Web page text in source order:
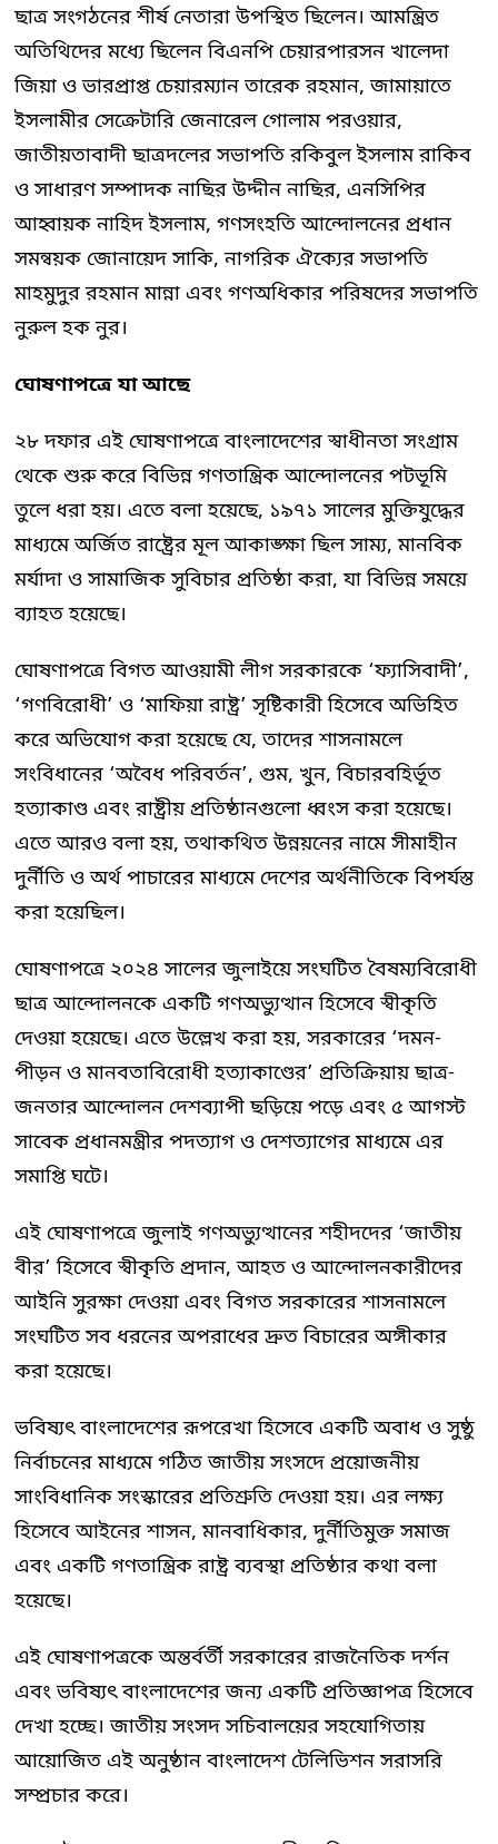
ছাত্র সংগঠনের শীর্ষ নেতারা উপস্থিত ছিলেন। আমন্ত্রিত
অতিথিদের মধ্যে ছিলেন বিএনপি চেয়ারপারসন খালেদা
জিয়া ও ভারপ্রাপ্ত চেয়ারম্যান তারেক রহমান, জামায়াতে
ইসলামীর সেক্রেটারি জেনারেল গোলাম পরওয়ার,
জাতীয়তাবাদী ছাত্রদলের সভাপতি রকিবুল ইসলাম রাকিব
ও সাধারণ সম্পাদক নাছির উদ্দীন নাছির, এনসিপির
আহ্বায়ক নাহিদ ইসলাম, গণসংহতি আন্দোলনের প্রধান
সমন্বয়ক জোনায়েদ সাকি, নাগরিক ঐক্যের সভাপতি
মাহমুদুর রহমান মান্না এবং গণঅধিকার পরিষদের সভাপতি
নুরুল হক নুর।
ঘোষণাপত্রে যা আছে
২৮ দফার এই ঘোষণাপত্রে বাংলাদেশের স্বাধীনতা সংগ্রাম
থেকে শুরু করে বিভিন্ন গণতান্ত্রিক আন্দোলনের পটভূমি
তুলে ধরা হয়। এতে বলা হয়েছে, ১৯৭১ সালের মুক্তিযুদ্ধের
মাধ্যমে অর্জিত রাষ্ট্রের মূল আকাঙ্ক্ষা ছিল সাম্য, মানবিক
মর্যাদা ও সামাজিক সুবিচার প্রতিষ্ঠা করা, যা বিভিন্ন সময়ে
ব্যাহত হয়েছে।
ঘোষণাপত্রে বিগত আওয়ামী লীগ সরকারকে ‘ফ্যাসিবাদী’,
‘গণবিরোধী’ ও ‘মাফিয়া রাষ্ট্র’ সৃষ্টিকারী হিসেবে অভিহিত
করে অভিযোগ করা হয়েছে যে, তাদের শাসনামলে
সংবিধানের ‘অবৈধ পরিবর্তন’, গুম, খুন, বিচারবহির্ভূত
হত্যাকাণ্ড এবং রাষ্ট্রীয় প্রতিষ্ঠানগুলো ধ্বংস করা হয়েছে।
এতে আরও বলা হয়, তথাকথিত উন্নয়নের নামে সীমাহীন
দুর্নীতি ও অর্থ পাচারের মাধ্যমে দেশের অর্থনীতিকে বিপর্যস্ত
করা হয়েছিল।
ঘোষণাপত্রে ২০২৪ সালের জুলাইয়ে সংঘটিত বৈষম্যবিরোধী
ছাত্র আন্দোলনকে একটি গণঅভ্যুত্থান হিসেবে স্বীকৃতি
দেওয়া হয়েছে। এতে উল্লেখ করা হয়, সরকারের ‘দমন-
পীড়ন ও মানবতাবিরোধী হত্যাকাণ্ডের’ প্রতিক্রিয়ায় ছাত্র-
জনতার আন্দোলন দেশব্যাপী ছড়িয়ে পড়ে এবং ৫ আগস্ট
সাবেক প্রধানমন্ত্রীর পদত্যাগ ও দেশত্যাগের মাধ্যমে এর
সমাপ্তি ঘটে।
এই ঘোষণাপত্রে জুলাই গণঅভ্যুত্থানের শহীদদের ‘জাতীয়
বীর’ হিসেবে স্বীকৃতি প্রদান, আহত ও আন্দোলনকারীদের
আইনি সুরক্ষা দেওয়া এবং বিগত সরকারের শাসনামলে
সংঘটিত সব ধরনের অপরাধের দ্রুত বিচারের অঙ্গীকার
করা হয়েছে।
ভবিষ্যৎ বাংলাদেশের রূপরেখা হিসেবে একটি অবাধ ও সুষ্ঠু
নির্বাচনের মাধ্যমে গঠিত জাতীয় সংসদে প্রয়োজনীয়
সাংবিধানিক সংস্কারের প্রতিশ্রুতি দেওয়া হয়। এর লক্ষ্য
হিসেবে আইনের শাসন, মানবাধিকার, দুর্নীতিমুক্ত সমাজ
এবং একটি গণতান্ত্রিক রাষ্ট্র ব্যবস্থা প্রতিষ্ঠার কথা বলা
হয়েছে।
এই ঘোষণাপত্রকে অন্তর্বর্তী সরকারের রাজনৈতিক দর্শন
এবং ভবিষ্যৎ বাংলাদেশের জন্য একটি প্রতিজ্ঞাপত্র হিসেবে
দেখা হচ্ছে। জাতীয় সংসদ সচিবালয়ের সহযোগিতায়
আয়োজিত এই অনুষ্ঠান বাংলাদেশ টেলিভিশন সরাসরি
সম্প্রচার করে।